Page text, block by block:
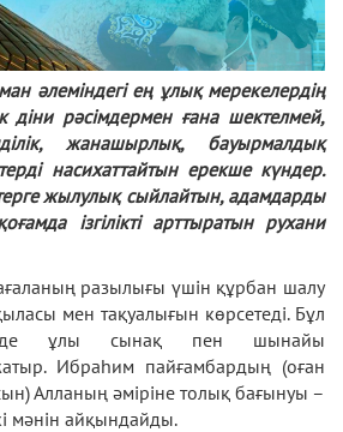
әлеміндегі ең ұлық мерекелердің
діни рәсімдермен ғана шектелмей,
жанашырлық, бауырмалдық
насихаттайтын ерекше күндер.
жылулық сыйлайтын, адамдарды
ізгілікті арттыратын рухани
разылығы үшін құрбан шалу
мен тақуалығын көрсетеді. Бұл
ұлы сынақ пен шынайы
Ибраһим пайғамбардың (оған
Алланың әміріне толық бағынуы –
мәнін айқындайды.